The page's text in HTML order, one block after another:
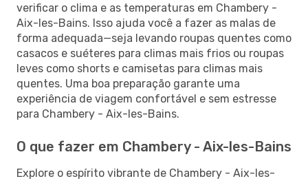
verificar o clima e as temperaturas em Chambery -
Aix-les-Bains. Isso ajuda você a fazer as malas de
forma adequada—seja levando roupas quentes como
casacos e suéteres para climas mais frios ou roupas
leves como shorts e camisetas para climas mais
quentes. Uma boa preparação garante uma
experiência de viagem confortável e sem estresse
para Chambery - Aix-les-Bains.
O que fazer em Chambery - Aix-les-Bains
Explore o espírito vibrante de Chambery - Aix-les-